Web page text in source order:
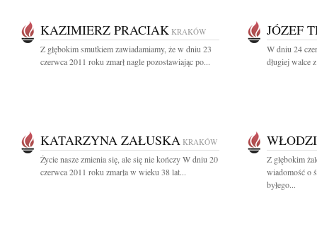
KAZIMIERZ PRACIAK KRAKÓW
Z głębokim smutkiem zawiadamiamy, że w dniu 23
czerwca 2011 roku zmarł nagle pozostawiając po...
JÓZEF
W dniu 24
długiej walce
KATARZYNA ZAŁUSKA KRAKÓW
Życie nasze zmienia się, ale się nie kończy W dniu 20
czerwca 2011 roku zmarła w wieku 38 lat...
Z głębokim
wiadomość o
byłego...